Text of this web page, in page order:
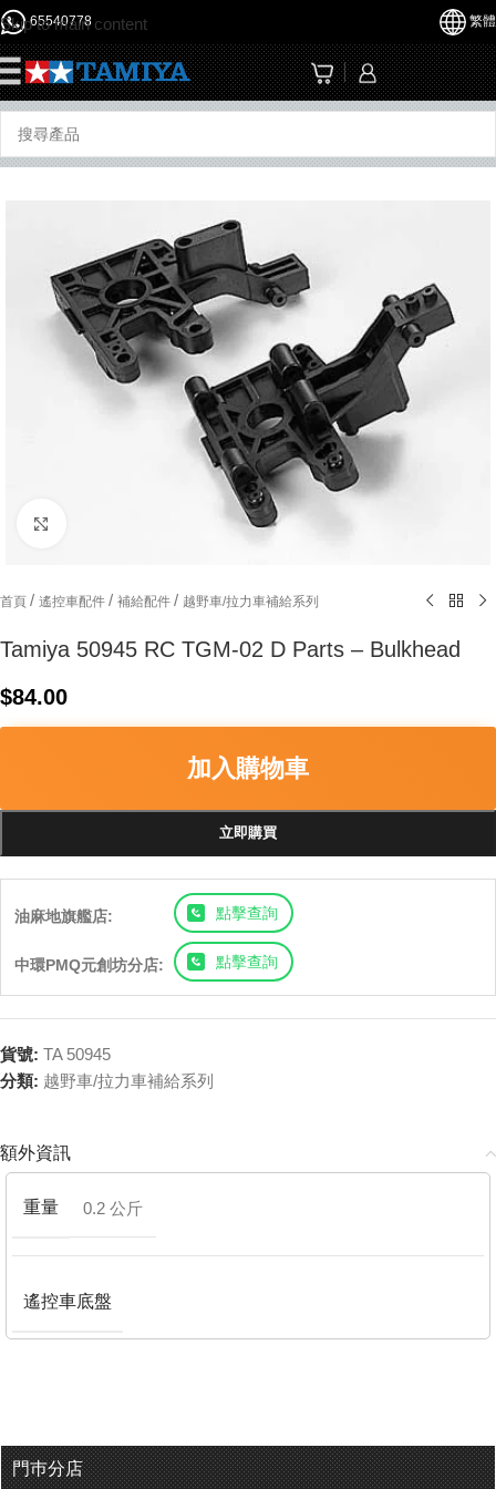
Skip to main content
65540778 繁體
首頁 / 遙控車配件 / 補給配件 / 越野車/拉力車補給系列
Tamiya 50945 RC TGM-02 D Parts – Bulkhead
$84.00
加入購物車
立即購買
油麻地旗艦店: 點擊查詢
中環PMQ元創坊分店: 點擊查詢
貨號: TA 50945
分類: 越野車/拉力車補給系列
額外資訊
重量 0.2 公斤
遙控車底盤
門巿分店